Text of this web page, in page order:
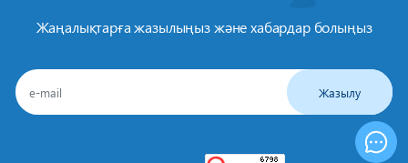
Жаңалықтарға жазылыңыз және хабардар болыңыз
Жазылу